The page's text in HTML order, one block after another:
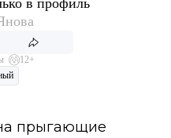
12+
прыгающие